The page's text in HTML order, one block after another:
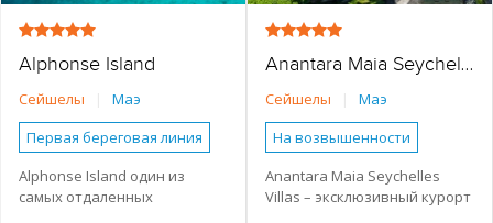
Alphonse Island
Сейшелы
Маэ
Первая береговая линия
Небольшой отель
Бунгало
Виллы
Alphonse Island один из
самых отдаленных
Anantara Maia Seychelles Villas
Сейшелы
Маэ
На возвышенности
Первая береговая линия
Небольшой отель
Anantara Maia Seychelles
Villas – эксклюзивный курорт